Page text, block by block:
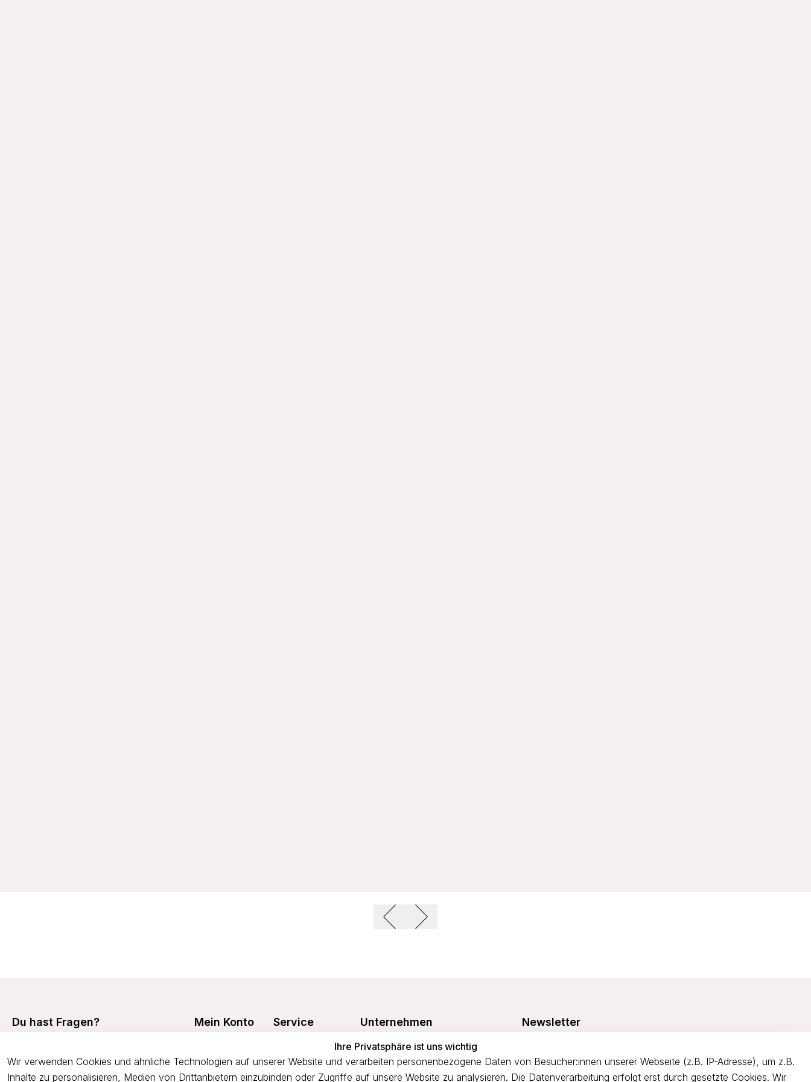
Ihre Privatsphäre ist uns wichtig
Wir verwenden Cookies und ähnliche Technologien auf unserer Website und verarbeiten personenbezogene Daten von Besucher:innen unserer Webseite (z.B. IP-Adresse), um z.B.
Inhalte zu personalisieren, Medien von Drittanbietern einzubinden oder Zugriffe auf unsere Website zu analysieren. Die Datenverarbeitung erfolgt erst durch gesetzte Cookies. Wir
Du hast Fragen?
onlineshop@viania.de
Mein Konto
Meine Bestellungen
Service
Waschanleitung
Unternehmen
Über uns
Impressum
Newsletter
profitiere von Angeboten.